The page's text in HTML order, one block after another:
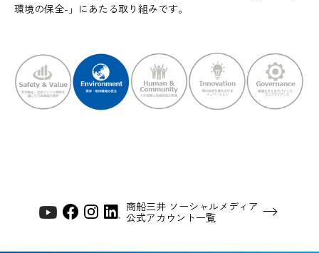
環境の保全-」にあたる取り組みです。
商船三井 ソーシャルメディア
公式アカウント一覧